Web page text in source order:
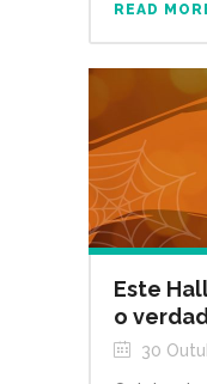
READ
Este
o
30